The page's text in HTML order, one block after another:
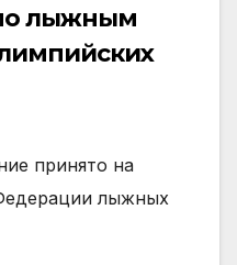
лыжным
принято на
лыжных